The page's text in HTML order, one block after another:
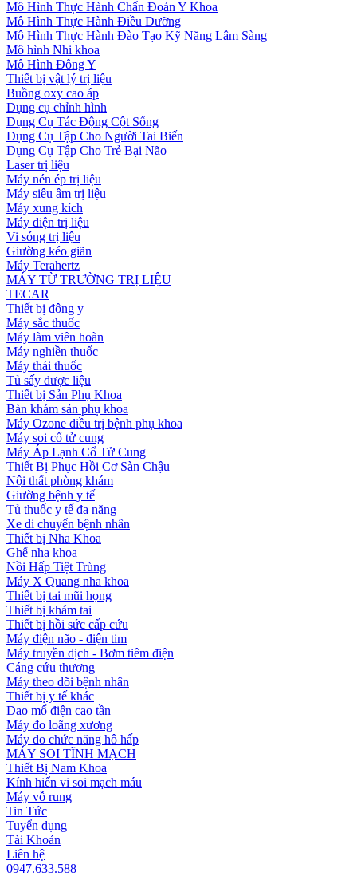
Mô Hình Thực Hành Chẩn Đoán Y Khoa
Mô Hình Thực Hành Điều Dưỡng
Mô Hình Thực Hành Đào Tạo Kỹ Năng Lâm Sàng
Mô hình Nhi khoa
Mô Hình Đông Y
Thiết bị vật lý trị liệu
Buồng oxy cao áp
Dụng cụ chỉnh hình
Dụng Cụ Tác Động Cột Sống
Dụng Cụ Tập Cho Người Tai Biến
Dụng Cụ Tập Cho Trẻ Bại Não
Laser trị liệu
Máy nén ép trị liệu
Máy siêu âm trị liệu
Máy xung kích
Máy điện trị liệu
Vi sóng trị liệu
Giường kéo giãn
Máy Terahertz
MÁY TỪ TRƯỜNG TRỊ LIỆU
TECAR
Thiết bị đông y
Máy sắc thuốc
Máy làm viên hoàn
Máy nghiền thuốc
Máy thái thuốc
Tủ sấy dược liệu
Thiết bị Sản Phụ Khoa
Bàn khám sản phụ khoa
Máy Ozone điều trị bệnh phụ khoa
Máy soi cổ tử cung
Máy Áp Lạnh Cổ Tử Cung
Thiết Bị Phục Hồi Cơ Sàn Chậu
Nội thất phòng khám
Giường bệnh y tế
Tủ thuốc y tế đa năng
Xe di chuyển bệnh nhân
Thiết bị Nha Khoa
Ghế nha khoa
Nồi Hấp Tiệt Trùng
Máy X Quang nha khoa
Thiết bị tai mũi họng
Thiết bị khám tai
Thiết bị hồi sức cấp cứu
Máy điện não - điện tim
Máy truyền dịch - Bơm tiêm điện
Cáng cứu thương
Máy theo dõi bệnh nhân
Thiết bị y tế khác
Dao mổ điện cao tần
Máy đo loãng xương
Máy đo chức năng hô hấp
MÁY SOI TĨNH MẠCH
Thiết Bị Nam Khoa
Kính hiển vi soi mạch máu
Máy vỗ rung
Tin Tức
Tuyển dụng
Tài Khoản
Liên hệ
0947.633.588